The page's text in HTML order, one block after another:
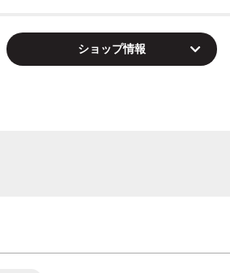
ショップ情報